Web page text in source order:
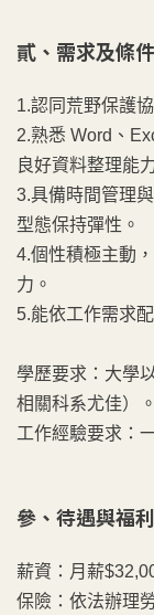
貳、需求及條件
1.認同荒野保護
2.熟悉 Word、
良好資料整理能
3.具備時間管理
型態保持彈性。
4.個性積極主動
力。
5.能依工作需求
學歷要求：大學
相關科系尤佳）。
工作經驗要求：
參、 待遇與福利
薪資：月薪
保險：依法辦理